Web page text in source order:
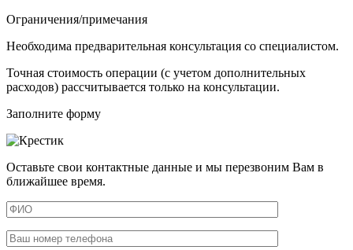
Ограничения/примечания
Необходима предварительная консультация со специалистом.
Точная стоимость операции (с учетом дополнительных
расходов) рассчитывается только на консультации.
Заполните форму
Оставьте свои контактные данные и мы перезвоним Вам в
ближайшее время.